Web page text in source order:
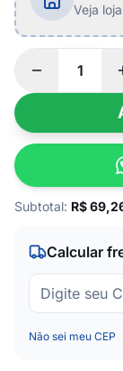
Veja
Subtotal: R$
Calcular
Não sei meu CEP